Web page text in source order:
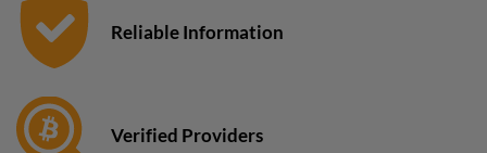
Reliable Information
Verified Providers